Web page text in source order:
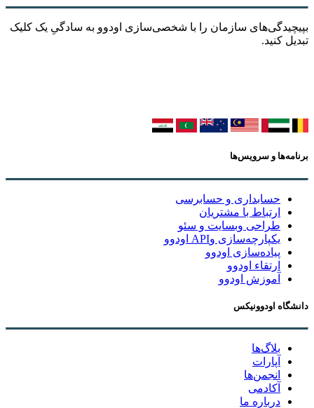
بپیچیدگی‌های سازمان را با شخصی‌سازی اودوو به سادگیِ یک کلیک
تبدیل کنید.
برنامه‌ها و سرویس‌ها
حسابداری و حسابرسی
ارتباط با مشتریان
طراحی وبسایت و سئو
یکپارچه‌سازی وAPI اودوو
پیاده‌سازی اودوو
ارتقاء اودوو
آموزش اودوو
دانشگاه اودوونیکس
بلاگ‌ها
آپارات
انجمن‌ها
آکادمی
درباره ما